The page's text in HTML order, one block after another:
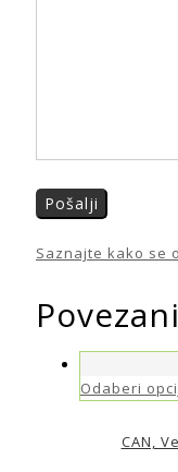
Saznajte kako se
Odaberi
CAN,